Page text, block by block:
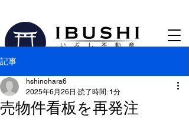
記事
売物件看板を再発注
hshinohara6
2025年6月26日 読了時間: 1分